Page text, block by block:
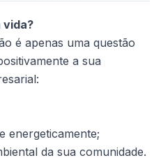
vida?
é apenas uma questão
a sua
energeticamente;
da sua comunidade.